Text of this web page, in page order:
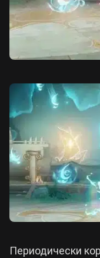
Периодически